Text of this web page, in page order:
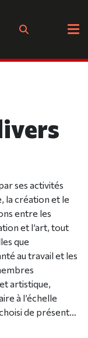
ses activités
la création et le
entre les
et l’art, tout
que
au travail et les
artistique,
à l’échelle
de présenter
laboratoire.